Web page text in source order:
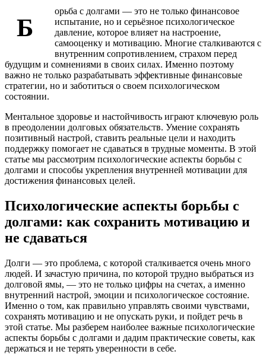
Б
орьба с долгами — это не только финансовое
испытание, но и серьёзное психологическое
давление, которое влияет на настроение,
самооценку и мотивацию. Многие сталкиваются с
внутренним сопротивлением, страхом перед
будущим и сомнениями в своих силах. Именно поэтому
важно не только разрабатывать эффективные финансовые
стратегии, но и заботиться о своем психологическом
состоянии.
Ментальное здоровье и настойчивость играют ключевую роль
в преодолении долговых обязательств. Умение сохранять
позитивный настрой, ставить реальные цели и находить
поддержку помогает не сдаваться в трудные моменты. В этой
статье мы рассмотрим психологические аспекты борьбы с
долгами и способы укрепления внутренней мотивации для
достижения финансовых целей.
Психологические аспекты борьбы с
долгами: как сохранить мотивацию и
не сдаваться
Долги — это проблема, с которой сталкивается очень много
людей. И зачастую причина, по которой трудно выбраться из
долговой ямы, — это не только цифры на счетах, а именно
внутренний настрой, эмоции и психологическое состояние.
Именно о том, как правильно управлять своими чувствами,
сохранять мотивацию и не опускать руки, и пойдет речь в
этой статье. Мы разберем наиболее важные психологические
аспекты борьбы с долгами и дадим практические советы, как
держаться и не терять уверенности в себе.